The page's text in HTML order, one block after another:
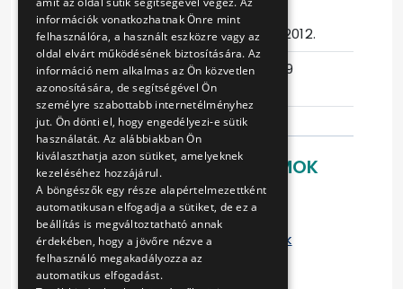
Eljárás száma
15/TB-151/2012.
Ajánlattételi
határidő
2014-05-09
13:05:55
LETÖLTHETŐ DOKUMENTUMOK
Eljárást megindító felhívás
Kiegészítő iratok
Szerkeszthető dokumentumok
Kiegészítő tájékoztatás 1
Kiegészítő tájékoztatás 2
információk vonatkozhatnak Önre mint
felhasználóra, a használt eszközre vagy az
oldal elvárt működésének biztosítására. Az
információ nem alkalmas az Ön közvetlen
azonosítására, de segítségével Ön
személyre szabottabb internetélményhez
jut. Ön dönti el, hogy engedélyezi-e sütik
használatát. Az alábbiakban Ön
kiválaszthatja azon sütiket, amelyeknek
kezeléséhez hozzájárul.
A böngészők egy része alapértelmezettként
automatikusan elfogadja a sütiket, de ez a
beállítás is megváltoztatható annak
érdekében, hogy a jövőre nézve a
felhasználó megakadályozza az
automatikus elfogadást.